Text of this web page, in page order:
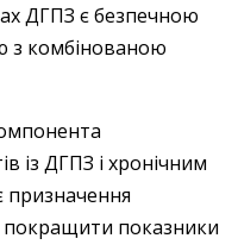
ДГПЗ є безпечною
з комбінованою
із ДГПЗ і хронічним
призначення
покращити показники